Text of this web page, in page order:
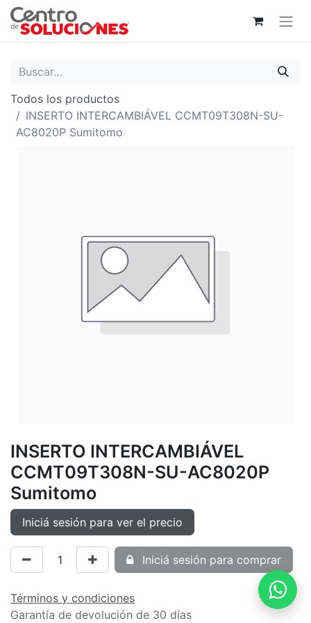
Todos los productos
INSERTO INTERCAMBIÁVEL CCMT09T308N-SU-
AC8020P Sumitomo
INSERTO INTERCAMBIÁVEL
CCMT09T308N-SU-AC8020P
Sumitomo
Iniciá sesión para ver el precio
Iniciá sesión para comprar
Términos y condiciones
Garantía de devolución de 30 días